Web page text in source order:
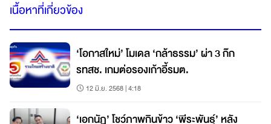
เนื้อหาที่เกี่ยวข้อง
‘โอกาสใหม่’ โมเดล ‘กล้าธรรม’ ผ่า 3 ก๊ก
รทสช. เกมต่อรองเก้าอี้รมต.
12 มิ.ย. 2568 | 4:18
‘เอกนัฏ’ โชว์ภาพกินข้าว ‘พีระพันธุ์’ หลัง